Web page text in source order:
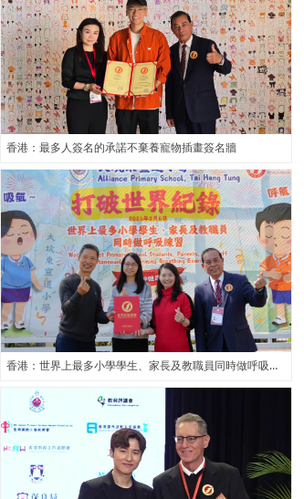
香港：最多人簽名的承諾不棄養寵物插畫簽名牆
香港：世界上最多小學學生、家長及教職員同時做呼吸練習